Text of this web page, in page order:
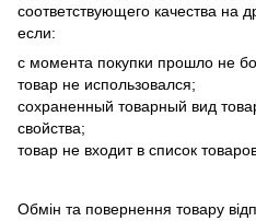
соответствующего качества на
если:
с момента покупки прошло не
товар не использовался;
сохраненный товарный вид
свойства;
товар не входит в список
Обмін та повернення товару